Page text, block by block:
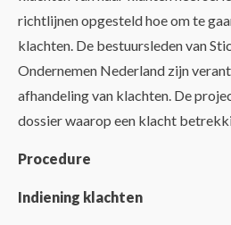
richtlijnen opgesteld hoe om te
klachten. De bestuursleden van
Ondernemen Nederland zijn
afhandeling van klachten. De
dossier waarop een klacht
Procedure
Indiening klachten